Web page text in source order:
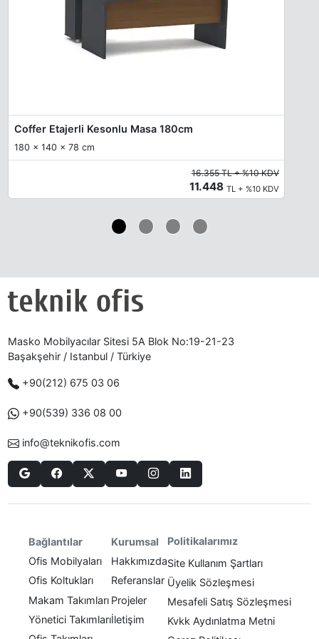
Coffer Etajerli Kesonlu Masa 180cm
180 x 140 x 78 cm
16.355 TL + %10 KDV
11.448 TL + %10 KDV
Masko Mobilyacılar Sitesi 5A Blok No:19-21-23
Başakşehir / Istanbul / Türkiye
+90(212) 675 03 06
+90(539) 336 08 00
info@teknikofis.com
Bağlantılar
Ofis Mobilyaları
Ofis Koltukları
Makam Takımları
Yönetici Takımları
Kurumsal
Hakkımızda
Referanslar
Projeler
İletişim
Politikalarımız
Site Kullanım Şartları
Üyelik Sözleşmesi
Mesafeli Satış Sözleşmesi
Kvkk Aydınlatma Metni